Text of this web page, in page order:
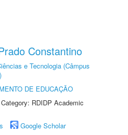
Constantino
e Tecnologia (Câmpus
DE EDUCAÇÃO
RDIDP Academic
Google Scholar